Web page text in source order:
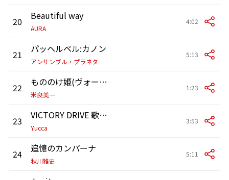
20 Beautiful way
AURA
4:02
21 パッヘルベル:カノン
アンサンブル・プラネタ
5:13
22 もののけ姫(ヴォーカル エンディング)
米良美一
1:23
23 VICTORY DRIVE 歌劇「魔笛」より～夜の女王のアリア～
Yucca
3:53
24 追憶のカンパーナ
秋川雅史
5:11